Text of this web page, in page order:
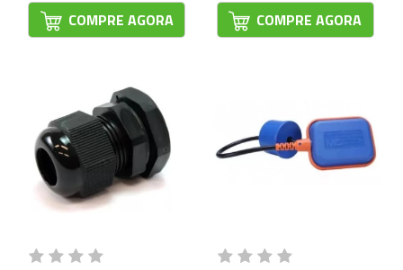
COMPRE AGORA COMPRE AGORA